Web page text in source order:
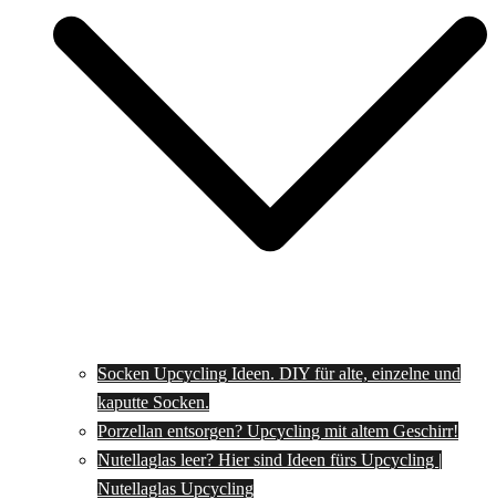
Socken Upcycling Ideen. DIY für alte, einzelne und
kaputte Socken.
Porzellan entsorgen? Upcycling mit altem Geschirr!
Nutellaglas leer? Hier sind Ideen fürs Upcycling |
Nutellaglas Upcycling